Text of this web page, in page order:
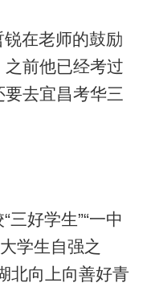
在老师的鼓励
前他已经考过
去宜昌考华三
三好学生”“一中
学生自强之
北向上向善好青